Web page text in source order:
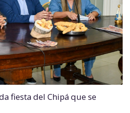
fiesta del Chipá que se